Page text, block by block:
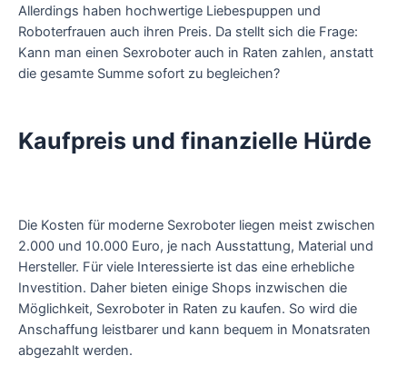
Allerdings haben hochwertige Liebespuppen und
Roboterfrauen auch ihren Preis. Da stellt sich die Frage:
Kann man einen Sexroboter auch in Raten zahlen, anstatt
die gesamte Summe sofort zu begleichen?
Kaufpreis und finanzielle Hürde
Die Kosten für moderne Sexroboter liegen meist zwischen
2.000 und 10.000 Euro, je nach Ausstattung, Material und
Hersteller. Für viele Interessierte ist das eine erhebliche
Investition. Daher bieten einige Shops inzwischen die
Möglichkeit, Sexroboter in Raten zu kaufen. So wird die
Anschaffung leistbarer und kann bequem in Monatsraten
abgezahlt werden.